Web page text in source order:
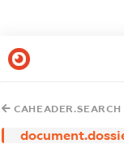
CAHEADER.SEARCH